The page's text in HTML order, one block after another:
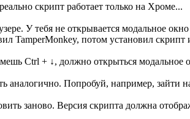
скрипт работает только на Хроме...
У тебя не открывается модальное
TamperMonkey, потом установил
Ctrl + ↓, должно открыться
аналогично. Попробуй, например, зайти
заново. Версия скрипта должна